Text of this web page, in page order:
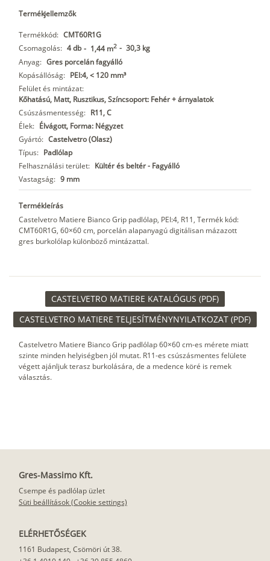
Termékjellemzők
Termékkód: CMT60R1G
Csomagolás: 4 db - 1,44 m2 - 30,3 kg
Anyag: Gres porcelán fagyálló
Kopásállóság: PEI:4, < 120 mm³
Felület és mintázat:
Kőhatású, Matt, Rusztikus, Színcsoport: Fehér + árnyalatok
Csúszásmentesség: R11, C
Élek: Élvágott, Forma: Négyzet
Gyártó: Castelvetro (Olasz)
Típus: Padlólap
Felhasználási terület: Kültér és beltér - Fagyálló
Vastagság: 9 mm
Termékleírás
Castelvetro Matiere Bianco Grip padlólap, PEI:4, R11, Termék kód:
CMT60R1G, 60×60 cm, porcelán alapanyagú digitálisan mázazott
gres burkolólap különböző mintázattal.
CASTELVETRO MATIERE KATALÓGUS (PDF)
CASTELVETRO MATIERE TELJESÍTMÉNYNYILATKOZAT (PDF)
Castelvetro Matiere Bianco Grip padlólap 60×60 cm-es mérete miatt
szinte minden helyiségben jól mutat. R11-es csúszásmentes felülete
végett ajánljuk terasz burkolására, de a medence köré is remek
választás.
Gres-Massimo Kft.
Csempe és padlólap üzlet
Süti beállítások (Cookie settings)
ELÉRHETŐSÉGEK
1161 Budapest, Csömöri út 38.